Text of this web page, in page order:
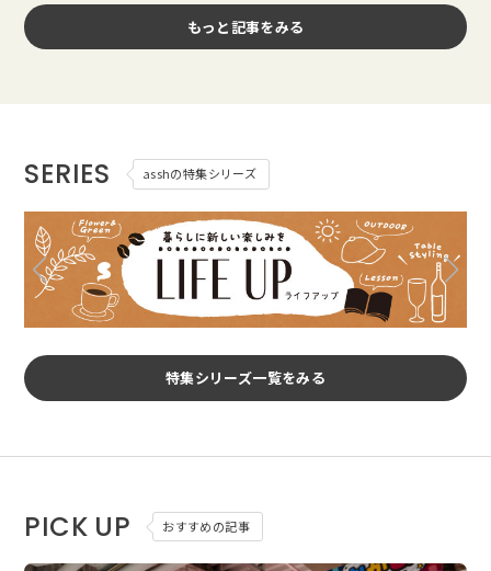
もっと記事をみる
SERIES asshの特集シリーズ
特集シリーズ一覧をみる
PICK UP おすすめの記事